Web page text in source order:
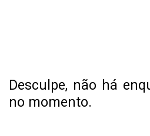
Desculpe, não há
no momento.